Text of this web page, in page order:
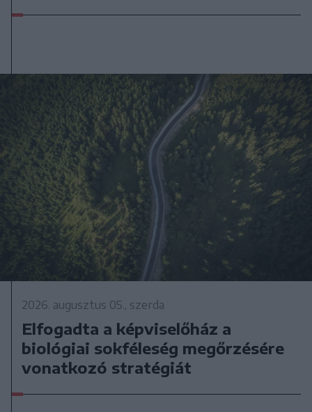
2026. augusztus 05., szerda
Elfogadta a képviselőház a
biológiai sokféleség megőrzésére
vonatkozó stratégiát